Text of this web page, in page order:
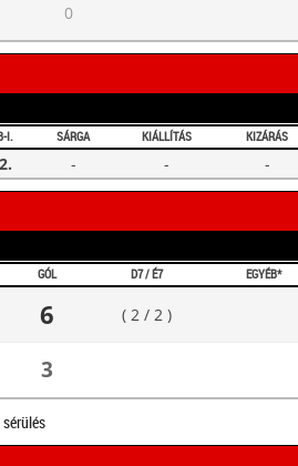
0
I. SÁRGA KIÁLLÍTÁS KIZÁRÁS
- - -
GÓL D7 / É7 EGYÉB*
6 ( 2 / 2 )
3